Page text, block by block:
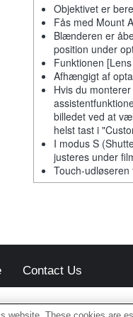
Objektivet er
Fås med Mount
Blænderen er
position under
Funktionen
Afhængigt af
Hvis du
billedet ved at
helst tast i
I modus S
justeres under
Touch-
Contact Us